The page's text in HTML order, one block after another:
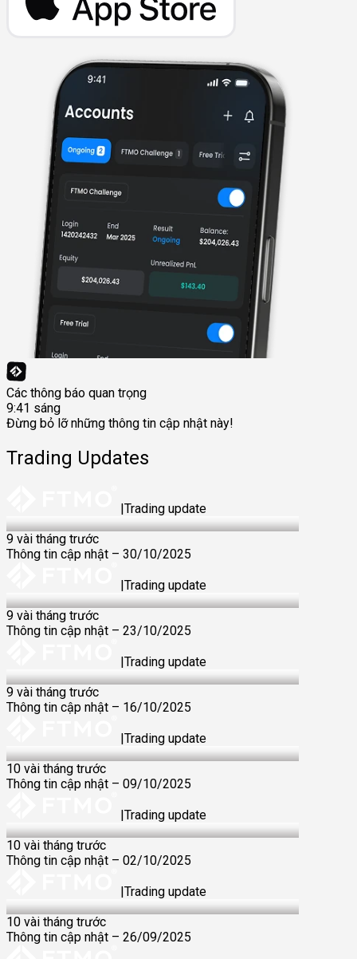
Các thông báo quan trọng
9:41 sáng
Đừng bỏ lỡ những thông tin cập nhật này!
Trading Updates
|Trading update
30 Oct 2025
9 vài tháng trước
Thông tin cập nhật – 30/10/2025
|Trading update
23 Oct 2025
9 vài tháng trước
Thông tin cập nhật – 23/10/2025
|Trading update
16 Oct 2025
9 vài tháng trước
Thông tin cập nhật – 16/10/2025
|Trading update
09 Oct 2025
10 vài tháng trước
Thông tin cập nhật – 09/10/2025
|Trading update
02 Oct 2025
10 vài tháng trước
Thông tin cập nhật – 02/10/2025
|Trading update
25 Sep 2025
10 vài tháng trước
Thông tin cập nhật – 26/09/2025